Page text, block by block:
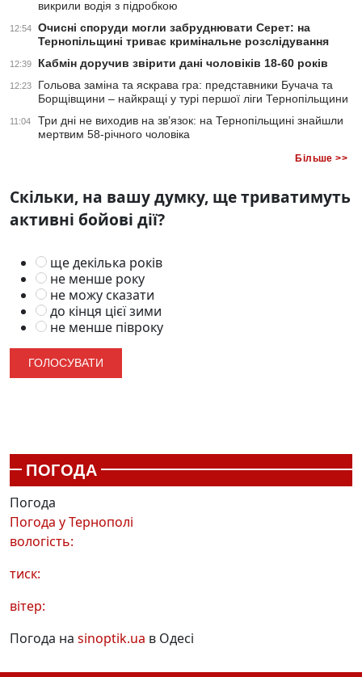
викрили водія з підробкою
12:54
Очисні споруди могли забруднювати Серет: на
Тернопільщині триває кримінальне розслідування
12:39 Кабмін доручив звірити дані чоловіків 18-60 років
12:23
Гольова заміна та яскрава гра: представники Бучача та
Борщівщини – найкращі у турі першої ліги Тернопільщини
11:04
Три дні не виходив на зв’язок: на Тернопільщині знайшли
мертвим 58-річного чоловіка
Більше >>
Скільки, на вашу думку, ще триватимуть
активні бойові дії?
ще декілька років
не менше року
не можу сказати
до кінця цієї зими
не менше півроку
ПОГОДА
Погода
Погода уТернополі
вологість:
тиск:
вітер:
Погода на sinoptik.ua в Одесі